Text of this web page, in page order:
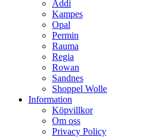
Addi
Kampes
Opal
Permin
Rauma
Regia
Rowan
Sandnes
Shoppel Wolle
Information
Köpvillkor
Om oss
Privacy Policy